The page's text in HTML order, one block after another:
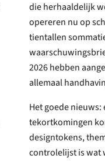
die herhaaldelijk
opereren nu op
tientallen
2026 hebben
allemaal
Het goede
tekortkomingen
designtokens,
controlelijst is wat